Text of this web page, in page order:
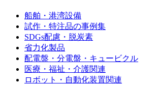
船舶・港湾設備
試作・特注品の事例集
SDGs配慮・脱炭素
省力化製品
配電盤・分電盤・キュービクル
医療・福祉・介護関連
ロボット・自動化装置関連